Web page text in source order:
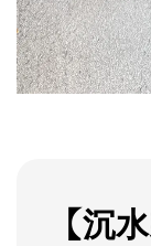
【沉